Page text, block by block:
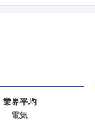
業界平均
電気